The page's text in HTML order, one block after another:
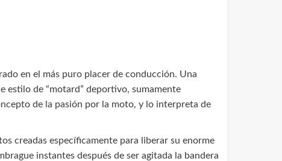
en el más puro placer de conducción. Una
estilo de “motard” deportivo, sumamente
de la pasión por la moto, y lo interpreta de
creadas específicamente para liberar su enorme
instantes después de ser agitada la bandera